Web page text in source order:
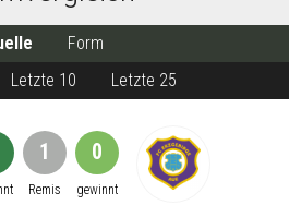
Form
Letzte 10 Letzte 25
1
Remis
0
gewinnt